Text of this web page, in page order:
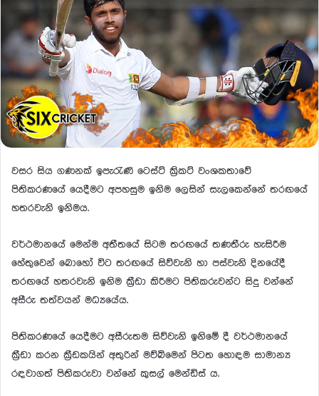
වසර සිය ගණනක් ඉපැරැණි ටෙස්ට් ක්‍රිකට් වංශකතාවේ
පිතිකරණයේ යෙදීමට අපහසුම ඉනිම ලෙසින් සැලකෙන්නේ තරඟයේ
හතරවැනි ඉනිමය.
වර්ථමානයේ මෙන්ම අතීතයේ සිටම තරඟයේ තණතීරු හැසිරීම
හේතුවෙන් බොහෝ විට තරඟයේ සිව්වැනි හා පස්වැනි දිනයේදී
තරඟයේ හතරවැනි ඉනිම ක්‍රීඩා කිරීමට පිතිකරුවන්ට සිදු වන්නේ
අසීරු තත්වයන් මධ්‍යයේය.
පිතිකරණයේ යෙදීමට අසීරුතම සිව්වැනි ඉනිමේ දී වර්ථමානයේ
ක්‍රීඩා කරන ක්‍රීඩකයින් අතුරින් මව්බිමෙන් පිටත හොඳම සාමාන්‍ය
රඳවාගත් පිතිකරුවා වන්නේ කුසල් මෙන්ඩිස් ය.